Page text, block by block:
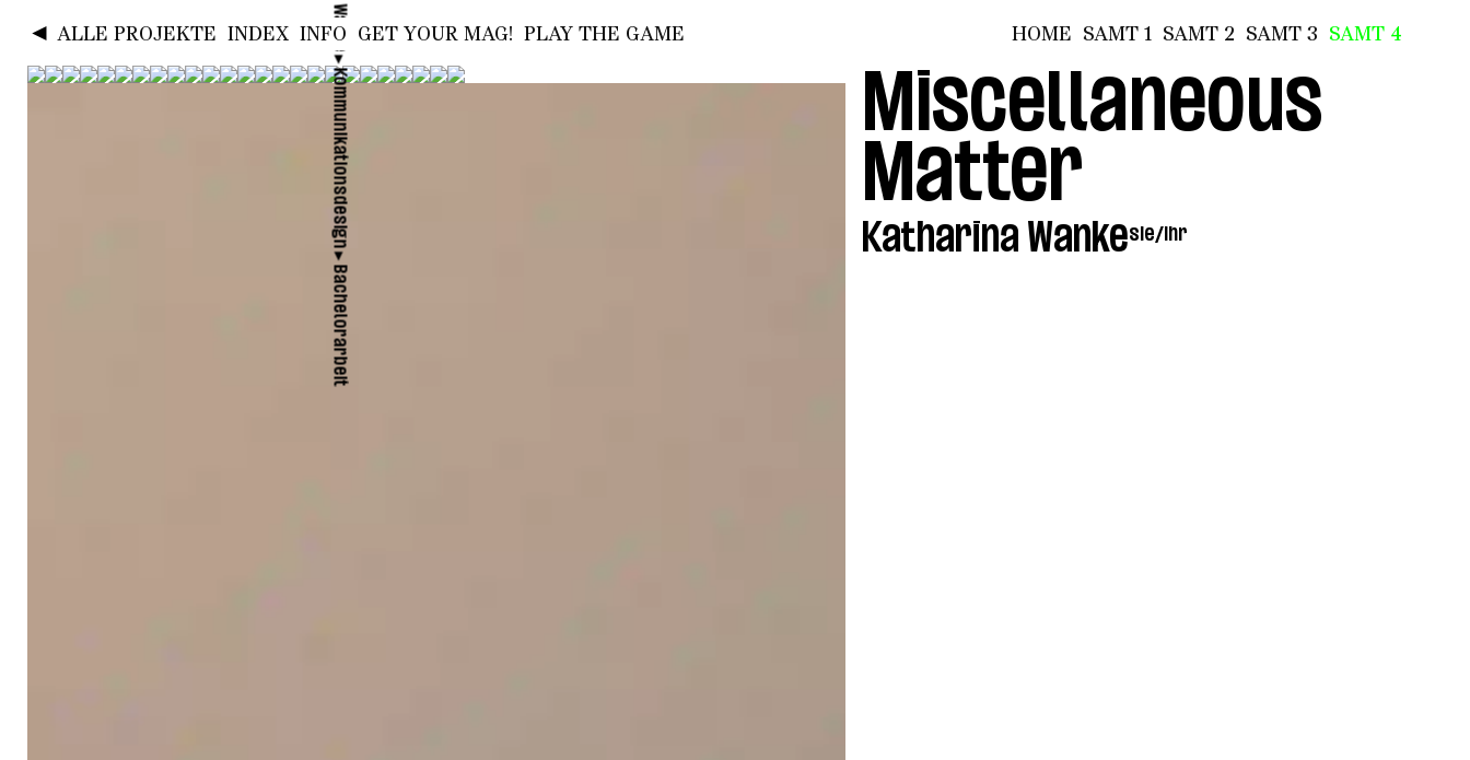
HOME SAMT 1 SAMT 2 SAMT 3 SAMT 4
◄ ALLE PROJEKTE INDEX INFO GET YOUR MAG! PLAY THE GAME
►
Kommunikationsdesign
►
Bachelorarbeit
Miscellaneous
Matter
Katharina Wankesie/ihr